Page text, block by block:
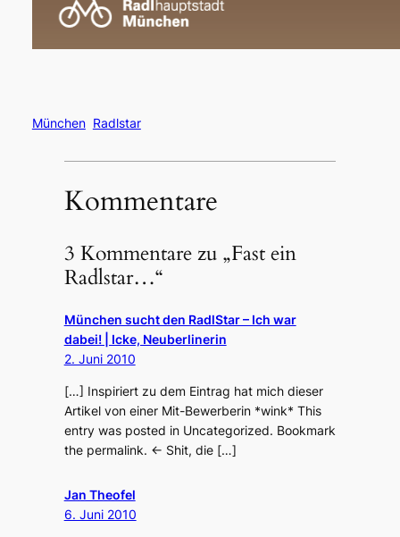
München Radlstar
Kommentare
3 Kommentare zu „Fast ein
Radlstar…“
München sucht den RadlStar – Ich war
dabei! | Icke, Neuberlinerin
2. Juni 2010
[…] Inspiriert zu dem Eintrag hat mich dieser
Artikel von einer Mit-Bewerberin *wink* This
entry was posted in Uncategorized. Bookmark
the permalink. ← Shit, die […]
Jan Theofel
6. Juni 2010